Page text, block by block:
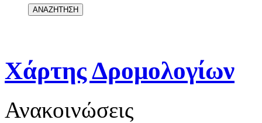
Χάρτης Δρομολογίων
Ανακοινώσεις